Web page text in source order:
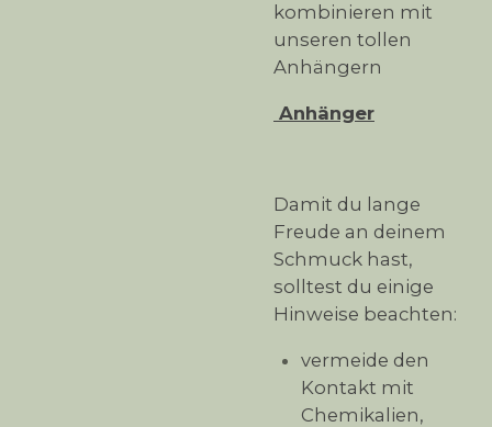
kombinieren mit
unseren tollen
Anhängern
Anhänger
Damit du lange
Freude an deinem
Schmuck hast,
solltest du einige
Hinweise beachten:
vermeide den
Kontakt mit
Chemikalien,